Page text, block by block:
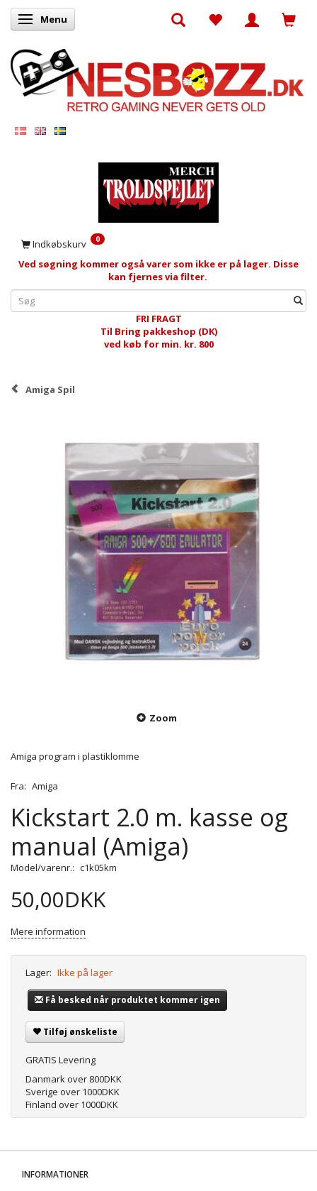
Skifte navigation
Menu
Indkøbskurv 0
Ved søgning kommer også varer som ikke er på lager. Disse
kan fjernes via filter.
FRI FRAGT
Til Bring pakkeshop (DK)
ved køb for min. kr. 800
Amiga Spil
Zoom
Amiga program i plastiklomme
Fra: Amiga
Kickstart 2.0 m. kasse og
manual (Amiga)
Model/varenr.: c1k05km
50,00DKK
Mere information
Lager: Ikke på lager
Få besked når produktet kommer igen
Tilføj ønskeliste
GRATIS Levering
Danmark over 800DKK
Sverige over 1000DKK
Finland over 1000DKK
INFORMATIONER